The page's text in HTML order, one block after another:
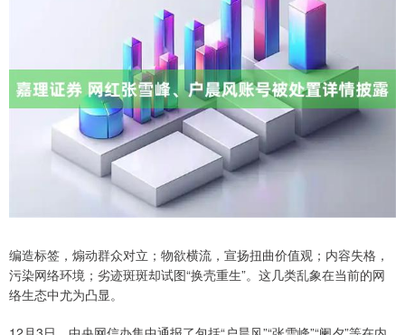
编造标签，煽动群众对立；物欲横流，宣扬扭曲价值观；内容失格，
污染网络环境；劣迹斑斑却试图“换壳重生”。这几类乱象在当前的网
络生态中尤为凸显。